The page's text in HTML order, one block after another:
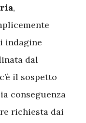
,
indagine
dal
il sospetto
conseguenza
richiesta dai